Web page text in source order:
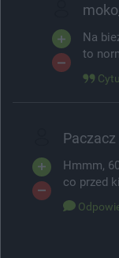
Na
to
Paczacz
Hmmm,
co przed